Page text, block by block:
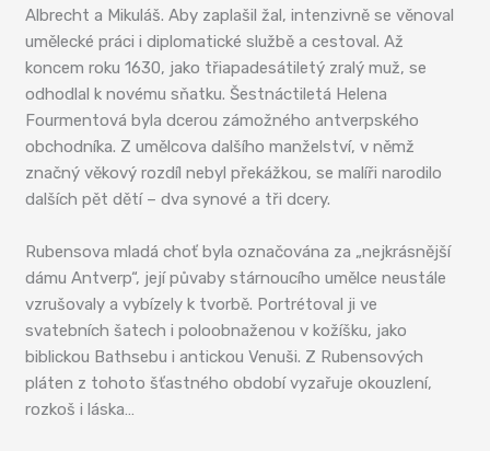
Albrecht a Mikuláš. Aby zaplašil žal, intenzivně se věnoval
umělecké práci i diplomatické službě a cestoval. Až
koncem roku 1630, jako třiapadesátiletý zralý muž, se
odhodlal k novému sňatku. Šestnáctiletá Helena
Fourmentová byla dcerou zámožného antverpského
obchodníka. Z umělcova dalšího manželství, v němž
značný věkový rozdíl nebyl překážkou, se malíři narodilo
dalších pět dětí – dva synové a tři dcery.
Rubensova mladá choť byla označována za „nejkrásnější
dámu Antverp“, její půvaby stárnoucího umělce neustále
vzrušovaly a vybízely k tvorbě. Portrétoval ji ve
svatebních šatech i poloobnaženou v kožíšku, jako
biblickou Bathsebu i antickou Venuši. Z Rubensových
pláten z tohoto šťastného období vyzařuje okouzlení,
rozkoš i láska…